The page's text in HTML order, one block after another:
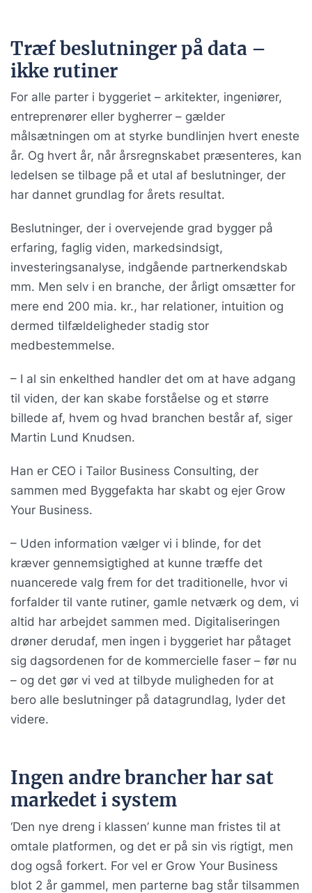
Træf beslutninger på data –
ikke rutiner
For alle parter i byggeriet – arkitekter, ingeniører,
entreprenører eller bygherrer – gælder
målsætningen om at styrke bundlinjen hvert eneste
år. Og hvert år, når årsregnskabet præsenteres, kan
ledelsen se tilbage på et utal af beslutninger, der
har dannet grundlag for årets resultat.
Beslutninger, der i overvejende grad bygger på
erfaring, faglig viden, markedsindsigt,
investeringsanalyse, indgående partnerkendskab
mm. Men selv i en branche, der årligt omsætter for
mere end 200 mia. kr., har relationer, intuition og
dermed tilfældeligheder stadig stor
medbestemmelse.
– I al sin enkelthed handler det om at have adgang
til viden, der kan skabe forståelse og et større
billede af, hvem og hvad branchen består af, siger
Martin Lund Knudsen.
Han er CEO i Tailor Business Consulting, der
sammen med Byggefakta har skabt og ejer Grow
Your Business.
– Uden information vælger vi i blinde, for det
kræver gennemsigtighed at kunne træffe det
nuancerede valg frem for det traditionelle, hvor vi
forfalder til vante rutiner, gamle netværk og dem, vi
altid har arbejdet sammen med. Digitaliseringen
drøner derudaf, men ingen i byggeriet har påtaget
sig dagsordenen for de kommercielle faser – før nu
– og det gør vi ved at tilbyde muligheden for at
bero alle beslutninger på datagrundlag, lyder det
videre.
Ingen andre brancher har sat
markedet i system
‘Den nye dreng i klassen’ kunne man fristes til at
omtale platformen, og det er på sin vis rigtigt, men
dog også forkert. For vel er Grow Your Business
blot 2 år gammel, men parterne bag står tilsammen